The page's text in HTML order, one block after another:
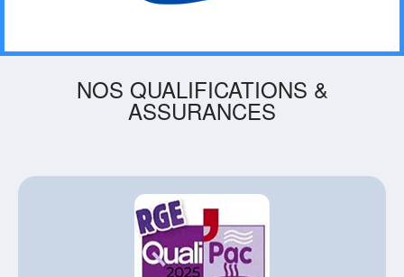
NOS QUALIFICATIONS &
ASSURANCES